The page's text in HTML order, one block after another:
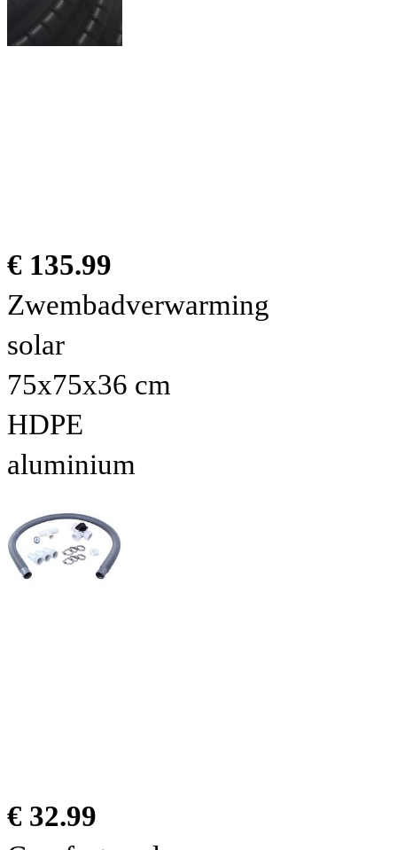
€ 135.99
Zwembadverwarming
solar
75x75x36 cm
HDPE
aluminium
€ 32.99